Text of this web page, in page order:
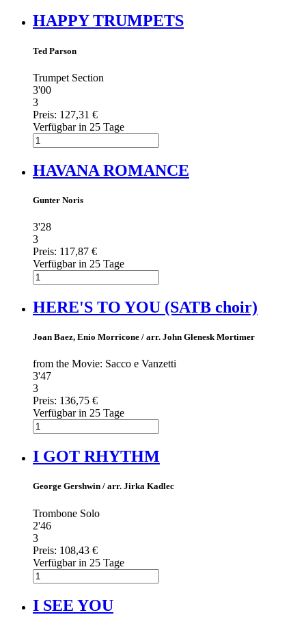
HAPPY TRUMPETS
Ted Parson
Trumpet Section
3'00
3
Preis: 127,31 €
Verfügbar in 25 Tage
HAVANA ROMANCE
Gunter Noris
3'28
3
Preis: 117,87 €
Verfügbar in 25 Tage
HERE'S TO YOU (SATB choir)
Joan Baez, Enio Morricone / arr. John Glenesk Mortimer
from the Movie: Sacco e Vanzetti
3'47
3
Preis: 136,75 €
Verfügbar in 25 Tage
I GOT RHYTHM
George Gershwin / arr. Jirka Kadlec
Trombone Solo
2'46
3
Preis: 108,43 €
Verfügbar in 25 Tage
I SEE YOU